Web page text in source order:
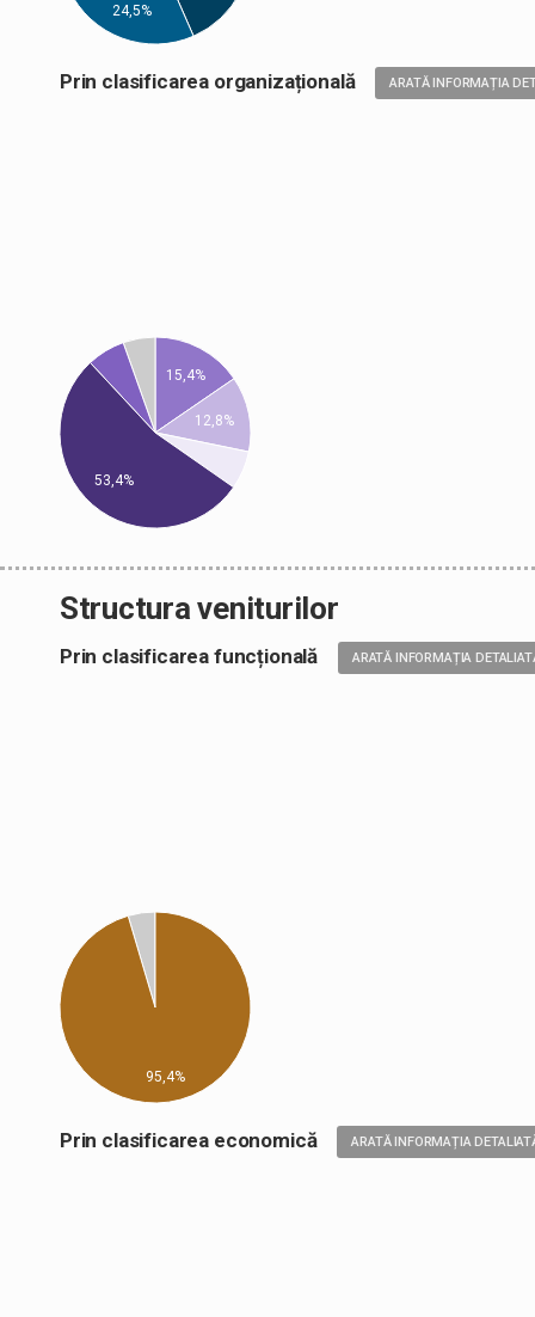
24,5%
Prin clasificarea organizațională ARATĂ INFORMAȚIA
15,4%
12,8%
53,4%
Structura veniturilor
Prin clasificarea funcțională ARATĂ INFORMAȚIA
95,4%
Prin clasificarea economică ARATĂ INFORMAȚIA